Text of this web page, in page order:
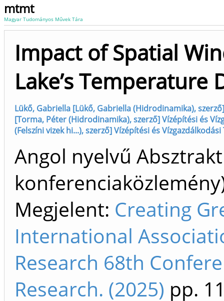
mtmt
Magyar Tudományos Művek Tára
Impact of Spatial
Lake’s Temperature
Lükő, Gabriella [Lükő, Gabriella (Hidrodinamika),
[Torma, Péter (Hidrodinamika), szerző] Vízépítési és
(Felszíni vizek hi...), szerző] Vízépítési és Vízgazdálkodási
Angol nyelvű
Megjelent: Creating
International
Research 68th
Research. (2025) pp.